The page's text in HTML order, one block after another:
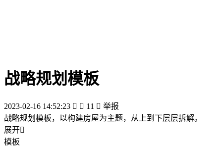
战略规划模板
2023-02-16 14:52:23   11  举报
战略规划模板，以构建房屋为主题，从上到下层层拆解。
展开
模板